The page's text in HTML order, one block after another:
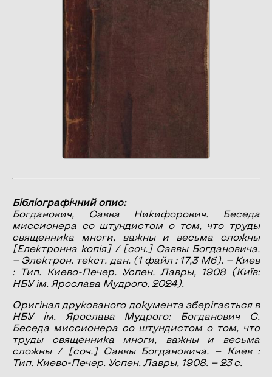
Бібліографічний опис:
Богданович, Савва Никифорович.
Беседа
миссионера со штундистом о том, что труды
священника многи, важны и весьма сложны
[Електронна копія] / [соч.] Саввы Богдановича.
— Электрон. текст. дан. (1 файл : 17,3 Мб). — Киев
: Тип. Киево-Печер. Успен. Лавры, 1908 (Київ:
НБУ ім. Ярослава Мудрого, 2024).
Оригінал друкованого документа зберігається в
НБУ ім. Ярослава Мудрого: Богданович С.
Беседа миссионера со штундистом о том, что
труды священника многи, важны и весьма
сложны / [соч.] Саввы Богдановича. — Киев :
Тип. Киево-Печер. Успен. Лавры, 1908. — 23 с.